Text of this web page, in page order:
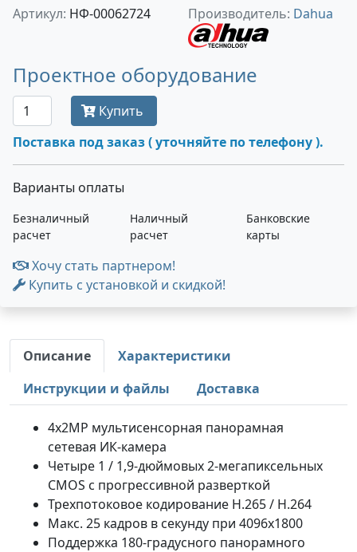
Артикул: НФ-00062724 Производитель: Dahua
Проектное оборудование
Купить
Поставка под заказ ( уточняйте по телефону ).
Варианты оплаты
Безналичный
расчет
Наличный
расчет
Банковские
карты
Хочу стать партнером!
Купить с установкой и скидкой!
Описание
Характеристики
Инструкции и файлы
Доставка
4x2MP мультисенсорная панорамная
сетевая ИК-камера
Четыре 1 / 1,9-дюймовых 2-мегапиксельных
CMOS с прогрессивной разверткой
Трехпотоковое кодирование H.265 / H.264
Макс. 25 кадров в секунду при 4096x1800
Поддержка 180-градусного панорамного